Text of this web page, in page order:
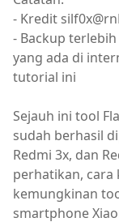
- Kredit
- Backup
yang ada di
tutorial ini
Sejauh ini tool
sudah berhasil
Redmi 3x, dan
perhatikan, cara
kemungkinan
smartphone